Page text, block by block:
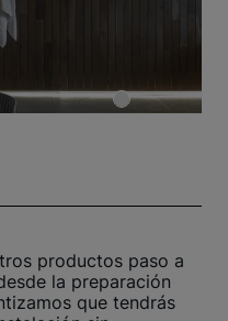
productos paso a
la preparación
que tendrás